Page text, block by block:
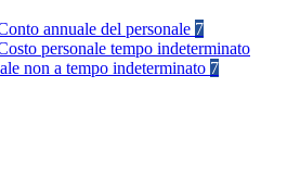
annuale del personale 7
personale tempo indeterminato
non a tempo indeterminato 7